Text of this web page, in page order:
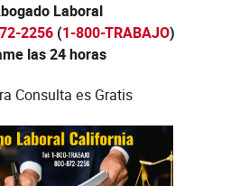
Laboral
2256 (1-800-TRABAJO)
las 24 horas
Consulta es Gratis